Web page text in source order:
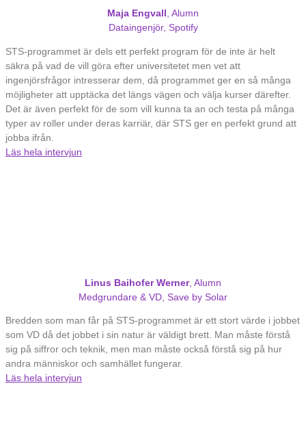
Maja Engvall , Alumn
Dataingenjör, Spotify
STS-programmet är dels ett perfekt program för de inte är helt
säkra på vad de vill göra efter universitetet men vet att
ingenjörsfrågor intresserar dem, då programmet ger en så många
möjligheter att upptäcka det längs vägen och välja kurser därefter.
Det är även perfekt för de som vill kunna ta an och testa på många
typer av roller under deras karriär, där STS ger en perfekt grund att
jobba ifrån.
Läs hela intervjun
Linus Baihofer Werner, Alumn
Medgrundare & VD, Save by Solar
Bredden som man får på STS-programmet är ett stort värde i jobbet
som VD då det jobbet i sin natur är väldigt brett. Man måste förstå
sig på siffror och teknik, men man måste också förstå sig på hur
andra människor och samhället fungerar.
Läs hela intervjun